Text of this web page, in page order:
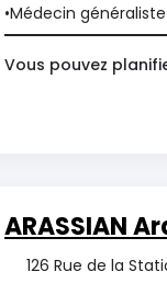
Médecin généraliste
Vous pouvez
ARASSIAN
126 Rue de la